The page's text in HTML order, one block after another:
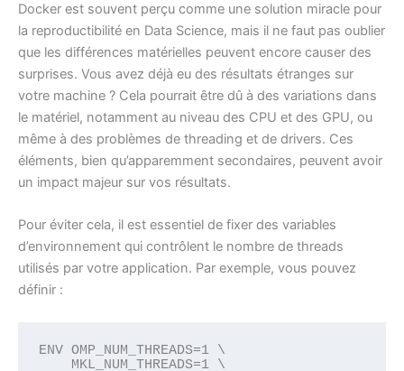
Docker est souvent perçu comme une solution miracle pour
la reproductibilité en Data Science, mais il ne faut pas oublier
que les différences matérielles peuvent encore causer des
surprises. Vous avez déjà eu des résultats étranges sur
votre machine ? Cela pourrait être dû à des variations dans
le matériel, notamment au niveau des CPU et des GPU, ou
même à des problèmes de threading et de drivers. Ces
éléments, bien qu’apparemment secondaires, peuvent avoir
un impact majeur sur vos résultats.
Pour éviter cela, il est essentiel de fixer des variables
d’environnement qui contrôlent le nombre de threads
utilisés par votre application. Par exemple, vous pouvez
définir :
ENV OMP_NUM_THREADS=1 \